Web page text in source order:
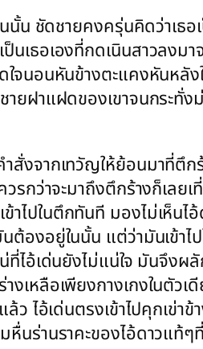
ช่นนั้น ชัดชายคงครุ่นคิดว่า
เธอเองที่กดเนินสาวลงม
ใจนอนหันข้างตะแคงหันห
ยฝาแฝดของเขาจนกระทั่
สั่งจากเทวัญให้ย้อนมาที่ตึ
รกว่าจะมาถึงตึกร้างก็เลย
ไปในตึกทันที มองไม่เห็นไ
ต้องอยู่ในนั้น แต่ว่ามันเข้
ไอ้เด่นยังไม่แน่ใจ มันจึงผ
เหลือเพียงกางเกงในตัว
ล้ว ไอ้เด่นตรงเข้าไปคุกเ
หื่นร่านราคะของไอ้ดาวแท้